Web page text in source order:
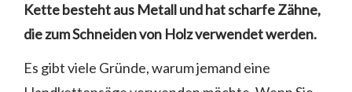
Kette besteht aus Metall und hat scharfe Zähne,
die zum Schneiden von Holz verwendet werden.
Es gibt viele Gründe, warum jemand eine